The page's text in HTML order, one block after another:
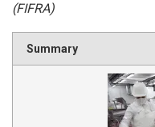
(FIFRA)
Summary